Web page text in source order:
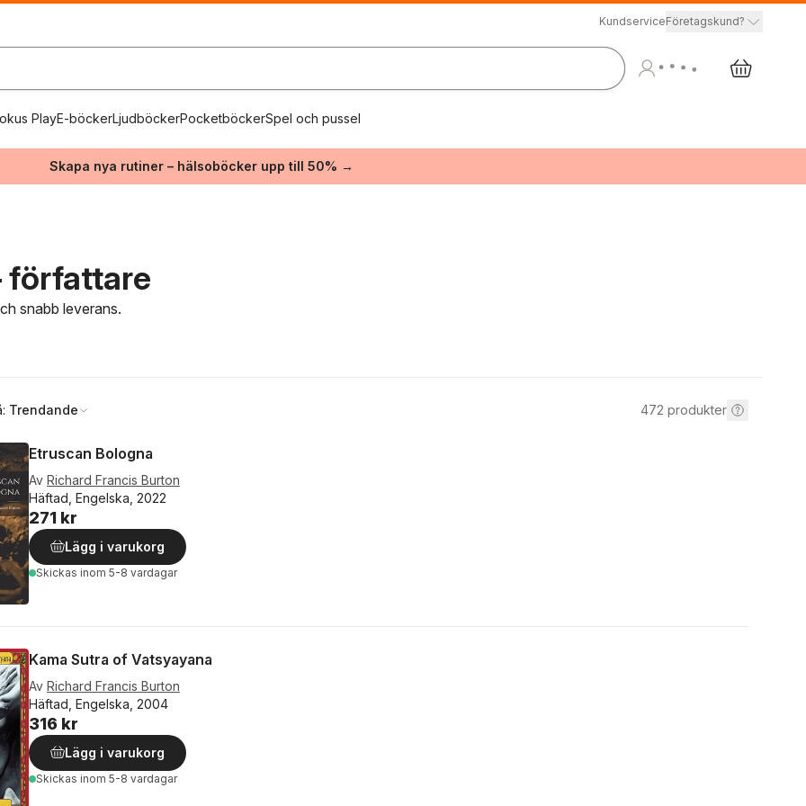
KundserviceFöretagskund?
PlayE-böckerLjudböckerPocketböckerSpel och pussel
Skapa nya rutiner – hälsoböcker upp till 50% →
författare
snabb leverans.
Trendande 472 produkter
Etruscan Bologna
Av Richard Francis Burton
Häftad, Engelska, 2022
271 kr
Lägg i varukorg
Skickas inom 5-8 vardagar
Kama Sutra of Vatsyayana
Av Richard Francis Burton
Häftad, Engelska, 2004
316 kr
Lägg i varukorg
Skickas inom 5-8 vardagar